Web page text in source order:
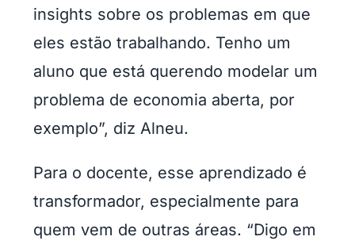
insights sobre os problemas em que
eles estão trabalhando. Tenho um
aluno que está querendo modelar um
problema de economia aberta, por
exemplo”, diz Alneu.
Para o docente, esse aprendizado é
transformador, especialmente para
quem vem de outras áreas. “Digo em